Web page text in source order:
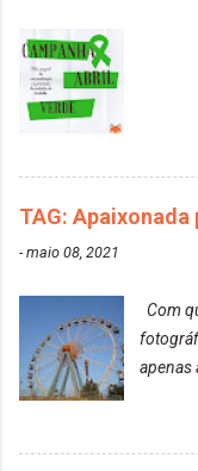
TAG:
-maio 08, 2021
Com
apenas
diria
gostar